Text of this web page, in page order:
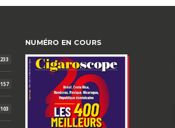
233
157
103
NUMÉRO EN COURS